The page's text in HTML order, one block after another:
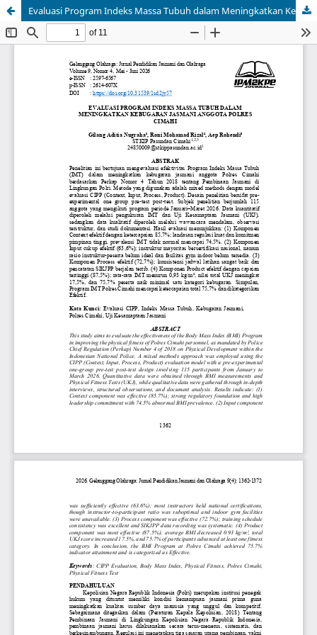
Evaluasi Program Indeks Massa Tubuh dalam Meningkatkan Kebugaran Jasmani Anggota Polres Cimahi